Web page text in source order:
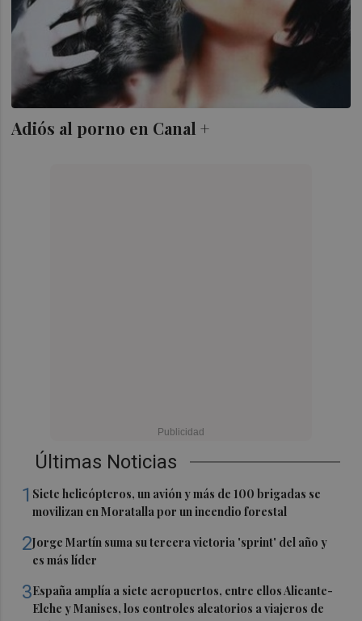
Adiós al porno en Canal +
Últimas Noticias
1 Siete helicópteros, un avión y más de 100 brigadas se
movilizan en Moratalla por un incendio forestal
2Jorge Martín suma su tercera victoria 'sprint' del año y
es más líder
3España amplía a siete aeropuertos, entre ellos Alicante-
Elche y Manises, los controles aleatorios a viajeros de